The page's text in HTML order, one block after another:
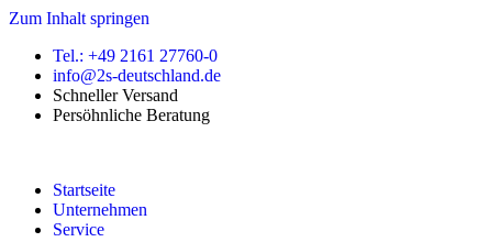
Zum Inhalt springen
Tel.: +49 2161 27760-0
info@2s-deutschland.de
Schneller Versand
Persöhnliche Beratung
Startseite
Unternehmen
Service